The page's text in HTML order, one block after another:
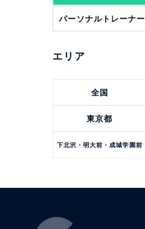
パーソナルトレーナー
エリア
全国
東京都
下北沢・明大前・成城学園前